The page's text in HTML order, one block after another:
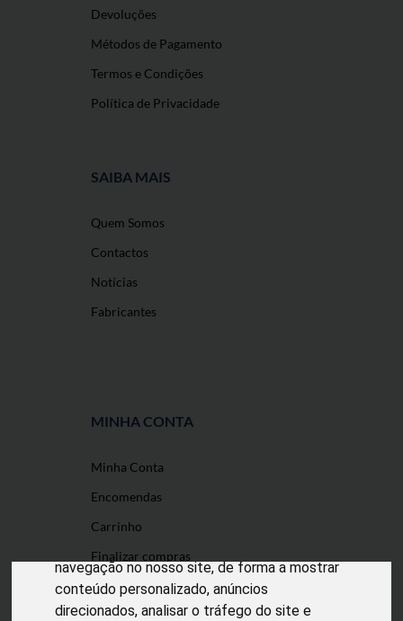
Utilizamos cookies e outras tecnologias de
navegação no nosso site, de forma a mostrar
conteúdo personalizado, anúncios
direcionados, analisar o tráfego do site e
Devoluções
Métodos de Pagamento
Termos e Condições
Política de Privacidade
SAIBA MAIS
Quem Somos
Contactos
Notícias
Fabricantes
MINHA CONTA
Minha Conta
Encomendas
Carrinho
Finalizar compras